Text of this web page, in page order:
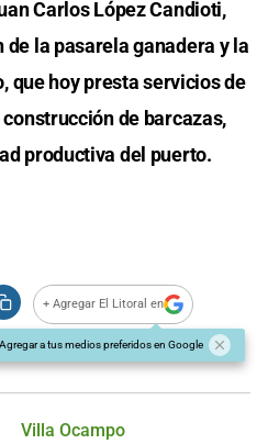
Carlos López Candioti,
la pasarela ganadera y la
que hoy presta servicios de
de barcazas,
productiva del puerto.
+ Agregar El Litoral en
Agregar a tus medios preferidos en Google
Villa Ocampo